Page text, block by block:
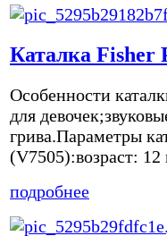
Каталка Fisher
Особенности
для
грива.Параметры
(V7505):возраст: 12
подробнее